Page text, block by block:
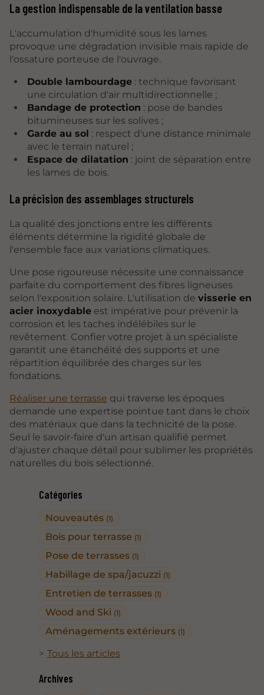
Catégories
Nouveautés (1)
Bois pour terrasse (1)
Pose de terrasses (1)
Habillage de spa/jacuzzi (1)
Entretien de terrasses (1)
Wood and Ski (1)
Aménagements extérieurs (1)
Tous les articles
Archives
La gestion indispensable de la ventilation basse
L'accumulation d'humidité sous les lames
provoque une dégradation invisible mais rapide de
l'ossature porteuse de l'ouvrage.
Double lambourdage: technique favorisant
une circulation d'air multidirectionnelle ;
Bandage de protection : pose de bandes
bitumineuses sur les solives ;
Garde au sol : respect d'une distance minimale
avec le terrain naturel ;
Espace de dilatation : joint de séparation entre
les lames de bois.
La précision des assemblages structurels
La qualité des jonctions entre les différents
éléments détermine la rigidité globale de
l'ensemble face aux variations climatiques.
Une pose rigoureuse nécessite une connaissance
parfaite du comportement des fibres ligneuses
selon l'exposition solaire. L'utilisation de visserie en
acier inoxydable est impérative pour prévenir la
corrosion et les taches indélébiles sur le
revêtement. Confier votre projet à un spécialiste
garantit une étanchéité des supports et une
répartition équilibrée des charges sur les
fondations.
Réaliser une terrasse qui traverse les époques
demande une expertise pointue tant dans le choix
des matériaux que dans la technicité de la pose.
Seul le savoir-faire d'un artisan qualifié permet
d'ajuster chaque détail pour sublimer les propriétés
naturelles du bois sélectionné.